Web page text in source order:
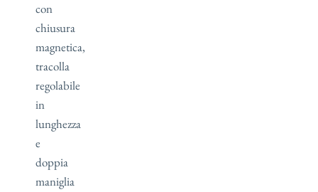
con
chiusura
magnetica,
tracolla
regolabile
in
lunghezza
e
doppia
maniglia